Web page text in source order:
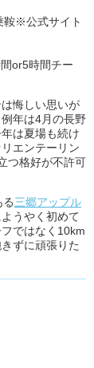
鞍※公式サイト
or5時間チー
悔しい思いが
年は4月の長野
は夏場も続け
エンテーリン
つ格好が不許可
三郷アップル
うやく初めて
ではなく10km
ずに頑張りた